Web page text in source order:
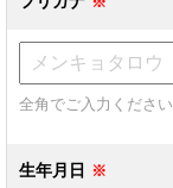
全角でご入力ください
生年月日